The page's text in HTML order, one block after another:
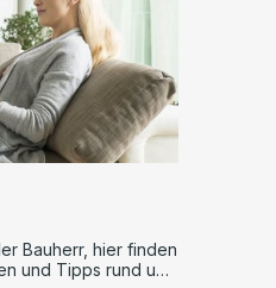
Bauherr, hier finden
und Tipps rund um